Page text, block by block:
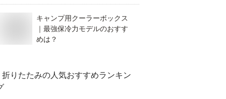
キャンプ用クーラーボックス
｜最強保冷力モデルのおすす
めは？
折りたたみの人気おすすめランキン